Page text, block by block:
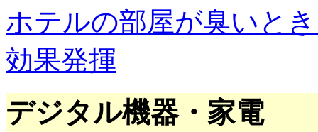
ホテルの部屋が臭いと
効果発揮
デジタル機器・家電